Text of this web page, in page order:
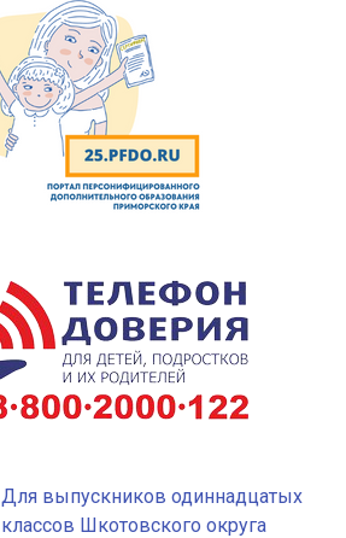
Для выпускников одиннадцатых
классов Шкотовского округа